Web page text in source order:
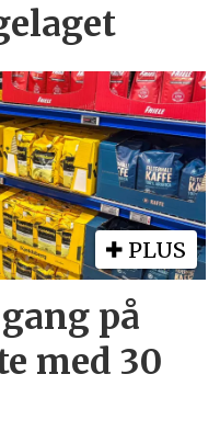
PLUS
på
med 30